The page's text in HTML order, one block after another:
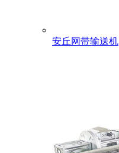
安丘网带输送机